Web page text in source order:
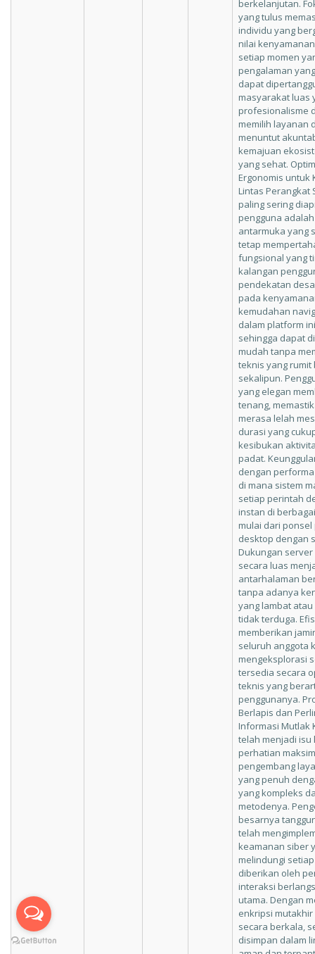
berkelanjutan.
yang tulus
individu yang
nilai
setiap momen
pengalaman
dapat
masyarakat luas
profesionalisme
memilih layanan
menuntut
kemajuan
yang sehat.
Ergonomis untuk
Lintas Perangkat
paling sering
pengguna
antarmuka yang
tetap
fungsional yang
kalangan
pendekatan
pada
kemudahan
dalam platform
sehingga dapat
mudah tanpa
teknis yang
sekalipun.
yang elegan
tenang,
merasa lelah
durasi yang
kesibukan
padat.
dengan
di mana sistem
setiap perintah
instan di
mulai dari
desktop dengan
Dukungan
secara luas
antarhalaman
tanpa adanya
yang lambat
tidak terduga.
memberikan
seluruh anggota
mengeksplorasi
tersedia secara
teknis yang
penggunanya.
Berlapis dan
Informasi Mutlak
telah menjadi
perhatian
pengembang
yang penuh
yang kompleks
metodenya.
besarnya
telah
keamanan siber
melindungi
diberikan oleh
interaksi
utama. Dengan
enkripsi
secara berkala,
disimpan dalam